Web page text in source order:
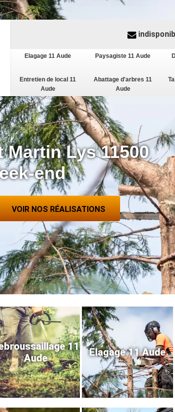
Elagage 11 Aude Paysagiste 11 Aude
Entretien de local 11
Aude
Abattage d'arbres 11
Aude
Martin Lys 11500
end
VOIR NOS RÉALISATIONS
11
Aude
Elagage 11 Aude